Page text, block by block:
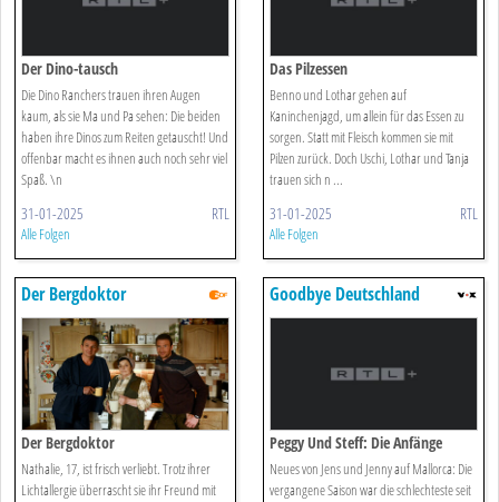
Der Dino-tausch
Die Dino Ranchers trauen ihren Augen
kaum, als sie Ma und Pa sehen: Die beiden
haben ihre Dinos zum Reiten getauscht! Und
offenbar macht es ihnen auch noch sehr viel
Spaß. \n
31-01-2025 RTL
Alle Folgen
Das Pilzessen
Benno und Lothar gehen auf
Kaninchenjagd, um allein für das Essen zu
sorgen. Statt mit Fleisch kommen sie mit
Pilzen zurück. Doch Uschi, Lothar und Tanja
trauen sich n ...
31-01-2025 RTL
Alle Folgen
Der Bergdoktor
Der Bergdoktor
Nathalie, 17, ist frisch verliebt. Trotz ihrer
Lichtallergie überrascht sie ihr Freund mit
Goodbye Deutschland
Peggy Und Steff: Die Anfänge
Neues von Jens und Jenny auf Mallorca: Die
vergangene Saison war die schlechteste seit